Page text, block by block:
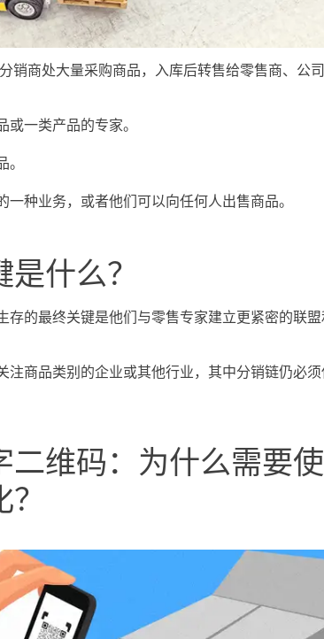
销商处大量采购商品，入库后转售给零售商、公
一类产品的专家。
种业务，或者他们可以向任何人出售商品。
什么？
存的最终关键是他们与零售专家建立更紧密的联
注商品类别的企业或其他行业，其中分销链仍必
二维码：为什么需要